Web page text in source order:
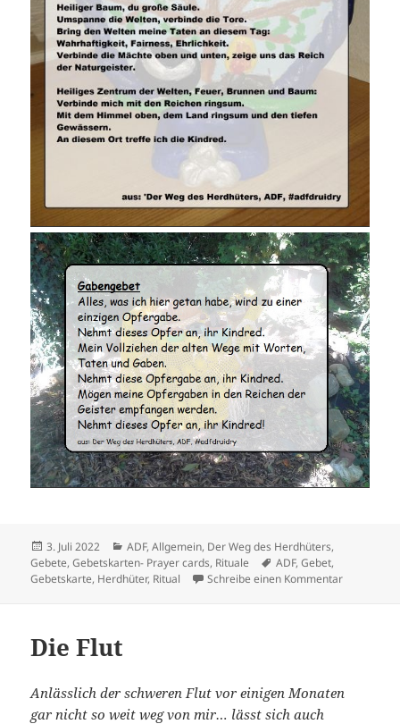
Veröffentlicht
am
3. Juli 2022 Kategorien
ADF,Allgemein, Der Weg des Herdhüters,
Gebete,Gebetskarten- Prayer cards, Rituale Schlagwörter
ADF,Gebet,
Gebetskarte, Herdhüter, Ritual Schreibe einen Kommentarzu Der
Die Flut
Anlässlich der schweren Flut vor einigen Monaten
gar nicht so weit weg von mir… lässt sich auch